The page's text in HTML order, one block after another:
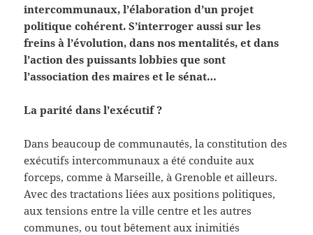
intercommunaux, l’élaboration d’un projet
politique cohérent. S’interroger aussi sur les
freins à l’évolution, dans nos mentalités, et dans
l’action des puissants lobbies que sont
l’association des maires et le sénat…
La parité dans l’exécutif ?
Dans beaucoup de communautés, la constitution des
exécutifs intercommunaux a été conduite aux
forceps, comme à Marseille, à Grenoble et ailleurs.
Avec des tractations liées aux positions politiques,
aux tensions entre la ville centre et les autres
communes, ou tout bêtement aux inimitiés